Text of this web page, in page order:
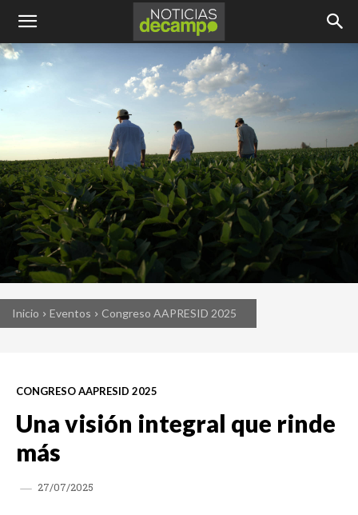
Inicio Eventos Congreso AAPRESID 2025
CONGRESO AAPRESID 2025
Una visión integral que rinde
más
27/07/2025